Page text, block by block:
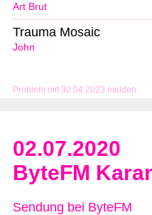
Problem mit 30.04.2023 melden
Art Brut
John
Trauma Mosaic
02.07.2020
ByteFM
Sendung bei ByteFM